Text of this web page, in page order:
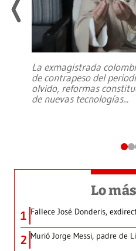
La exmagistrada
de contrapeso del
olvido, reformas
de nuevas tecnologías...
Lo
1 Fallece José Donderis,
2 Murió Jorge Messi, padre de